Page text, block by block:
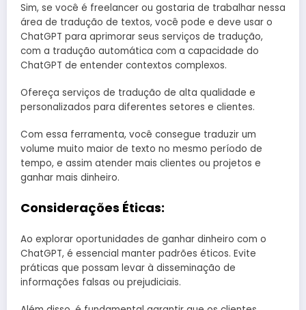
Sim, se você é freelancer ou gostaria de trabalhar nessa
área de tradução de textos, você pode e deve usar o
ChatGPT para aprimorar seus serviços de tradução,
com a tradução automática com a capacidade do
ChatGPT de entender contextos complexos.
Ofereça serviços de tradução de alta qualidade e
personalizados para diferentes setores e clientes.
Com essa ferramenta, você consegue traduzir um
volume muito maior de texto no mesmo período de
tempo, e assim atender mais clientes ou projetos e
ganhar mais dinheiro.
Considerações Éticas:
Ao explorar oportunidades de ganhar dinheiro com o
ChatGPT, é essencial manter padrões éticos. Evite
práticas que possam levar à disseminação de
informações falsas ou prejudiciais.